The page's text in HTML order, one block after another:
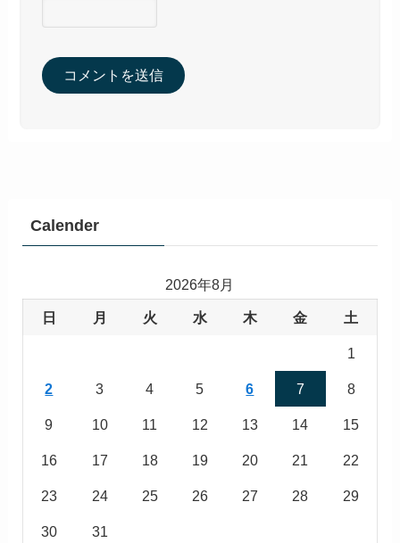
Calender
2026年8月
日 月 火 水 木 金 土
1
2 3 4 5 6 7 8
9 10 11 12 13 14 15
16 17 18 19 20 21 22
23 24 25 26 27 28 29
30 31